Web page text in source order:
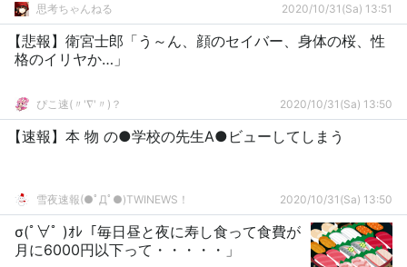
思考ちゃんねる 2020/10/31(Sa) 13:51
【悲報】衛宮士郎「う～ん、顔のセイバー、身体の桜、性
格のイリヤか…」
ぴこ速(〃'∇'〃)？ 2020/10/31(Sa) 13:50
【速報】本 物 の●学校の先生A●ビューしてしまう
雪夜速報(●ﾟДﾟ●)TWINEWS！ 2020/10/31(Sa) 13:50
σ(ﾟ∀ﾟ )ｵﾚ「毎日昼と夜に寿し食って食費が
月に6000円以下って・・・・・」